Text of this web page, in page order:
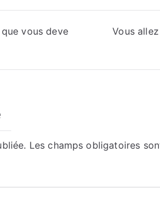
vous deve
Vous
Les champs obligatoires